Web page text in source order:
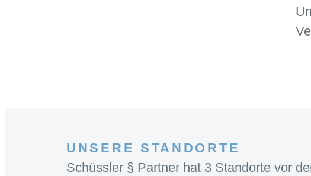
UNSERE STANDORTE
Schüssler § Partner hat 3 Standorte vor